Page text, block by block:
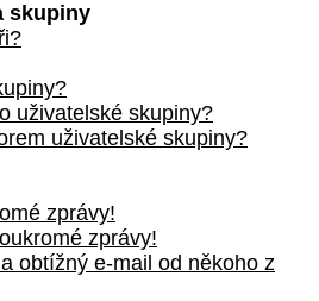
skupiny
uživatelské skupiny?
uživatelské skupiny?
zprávy!
zprávy!
obtížný e-mail od někoho z